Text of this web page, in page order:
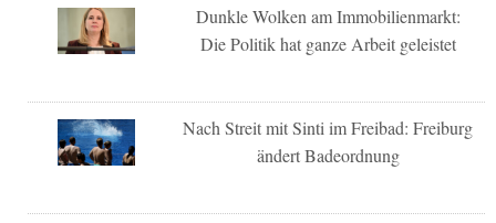
Dunkle Wolken am Immobilienmarkt:
Die Politik hat ganze Arbeit geleistet
Nach Streit mit Sinti im Freibad: Freiburg
ändert Badeordnung